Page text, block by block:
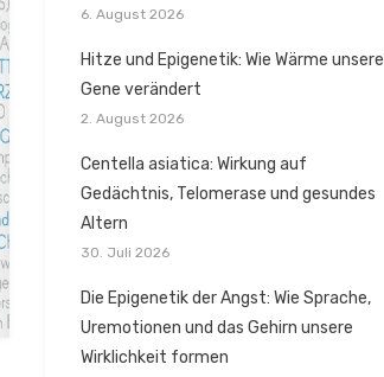
6. August 2026
Hitze und Epigenetik: Wie Wärme unsere
Gene verändert
2. August 2026
Centella asiatica: Wirkung auf
Gedächtnis, Telomerase und gesundes
Altern
30. Juli 2026
Die Epigenetik der Angst: Wie Sprache,
Uremotionen und das Gehirn unsere
Wirklichkeit formen